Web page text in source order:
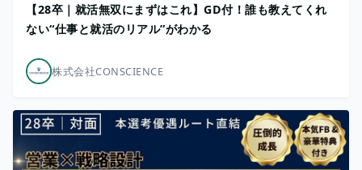
【28卒｜就活無双にまずはこれ】GD付！誰も教えてくれ
ない“仕事と就活のリアル”がわかる
株式会社CONSCIENCE